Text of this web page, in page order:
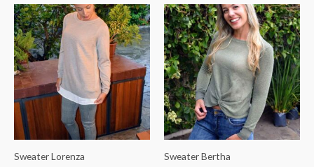
Sweater Lorenza Sweater Bertha